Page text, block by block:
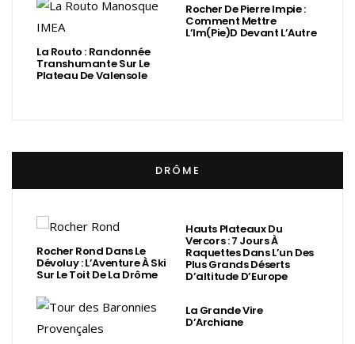
La Routo : Randonnée
Transhumante Sur Le
Plateau De Valensole
Rocher De Pierre Impie :
Comment Mettre
L’Im(Pie)d Devant L’Autre
DRÔME
Rocher Rond Dans Le
Dévoluy : L’Aventure À Ski
Sur Le Toit De La Drôme
Hauts Plateaux Du
Vercors : 7 Jours À
Raquettes Dans L’un Des
Plus Grands Déserts
D’altitude D’Europe
La Grande Vire
D’Archiane